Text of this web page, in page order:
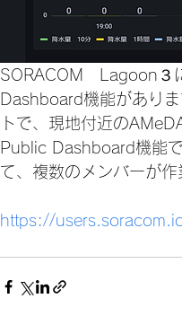
SORACOM　Lagoon
Dashboard機能があり
トで、現地付近の
Public Dashboard機能
て、複数のメンバーが
https://